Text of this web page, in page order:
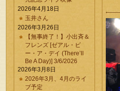
2026年4月18日
玉井さん
2026年3月26日
【無事終了！】小出斉＆
フレンズ [ゼアル・ビ
ー・ア・デイ (There’ll
Be A Day)] 3/6/2026
2026年3月8日
2026年3月、4月のライ
ブ予定
動
画
レ
ー
ヤ
ー